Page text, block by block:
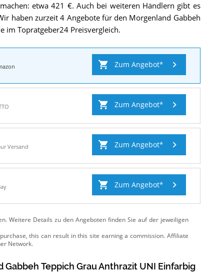
Handgewebt
Schurwolle
.
etwa 421 €. Auch bei weiteren Händlern gibt es
haben zurzeit 4 Angebote für den Morgenland Gabbeh
im Topratgeber24 Preisvergleich.
Zum Angebot
Zum Angebot
Versand Zum Angebot
Zum Angebot
Weitere Details zu den Angebotenfinden Sie auf der jeweiligen
Gabbeh Teppich Grau Anthrazit UNI Einfarbig